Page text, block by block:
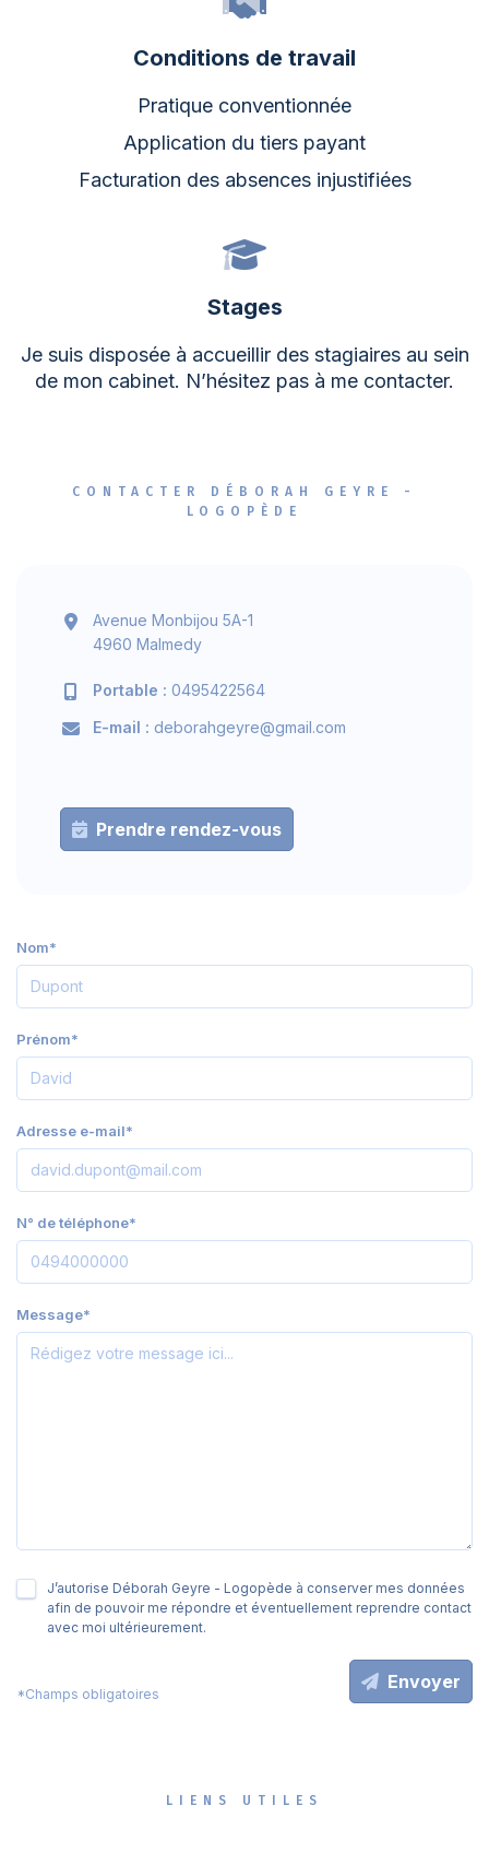
Conditions de travail
Pratique conventionnée
Application du tiers payant
Facturation des absences injustifiées
Stages
Je suis disposée à accueillir des stagiaires au sein
de mon cabinet. N’hésitez pas à me contacter.
CONTACTER DÉBORAH GEYRE -
LOGOPÈDE
Avenue Monbijou 5A-1
4960 Malmedy
Portable : 0495422564
E-mail : deborahgeyre@gmail.com
Prendre rendez-vous
Nom*
Prénom*
Adresse e-mail*
N° de téléphone*
Message*
J’autorise Déborah Geyre - Logopède à conserver mes données
afin de pouvoir me répondre et éventuellement reprendre contact
avec moi ultérieurement.
*Champs obligatoires
Envoyer
LIENS UTILES